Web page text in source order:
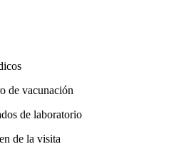
de vacunación
de laboratorio
de la visita